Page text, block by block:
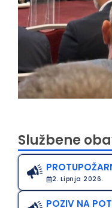
Službene
2. Lipnja 2026.
POZIV NA